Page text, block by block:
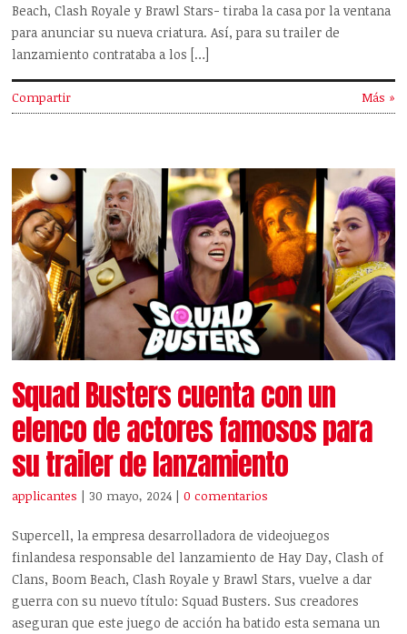
Beach, Clash Royale y Brawl Stars- tiraba la casa por la ventana
para anunciar su nueva criatura. Así, para su trailer de
lanzamiento contrataba a los […]
Compartir Más »
Squad Busters cuenta con un
elenco de actores famosos para
su trailer de lanzamiento
applicantes | 30 mayo, 2024 |0 comentarios
Supercell, la empresa desarrolladora de videojuegos
finlandesa responsable del lanzamiento de Hay Day, Clash of
Clans, Boom Beach, Clash Royale y Brawl Stars, vuelve a dar
guerra con su nuevo título: Squad Busters. Sus creadores
aseguran que este juego de acción ha batido esta semana un